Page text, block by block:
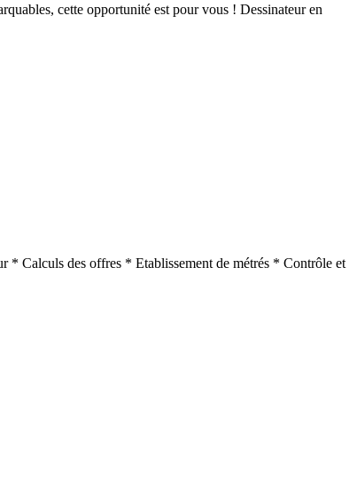
cette opportunité est pour vous ! Dessinateur en
* Calculs des offres * Etablissement de métrés * Contrôle et